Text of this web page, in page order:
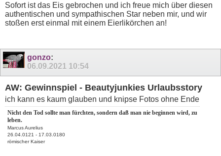
Sofort ist das Eis gebrochen und ich freue mich über diesen
authentischen und sympathischen Star neben mir, und wir
stoßen erst einmal mit einem Eierlikörchen an!
gonzo:
06.09.2021 10:54
AW: Gewinnspiel - Beautyjunkies Urlaubsstory
ich kann es kaum glauben und knipse Fotos ohne Ende
Nicht den Tod sollte man fürchten, sondern daß man nie beginnen wird, zu
leben.
Marcus Aurelius
26.04.0121 - 17.03.0180
römischer Kaiser